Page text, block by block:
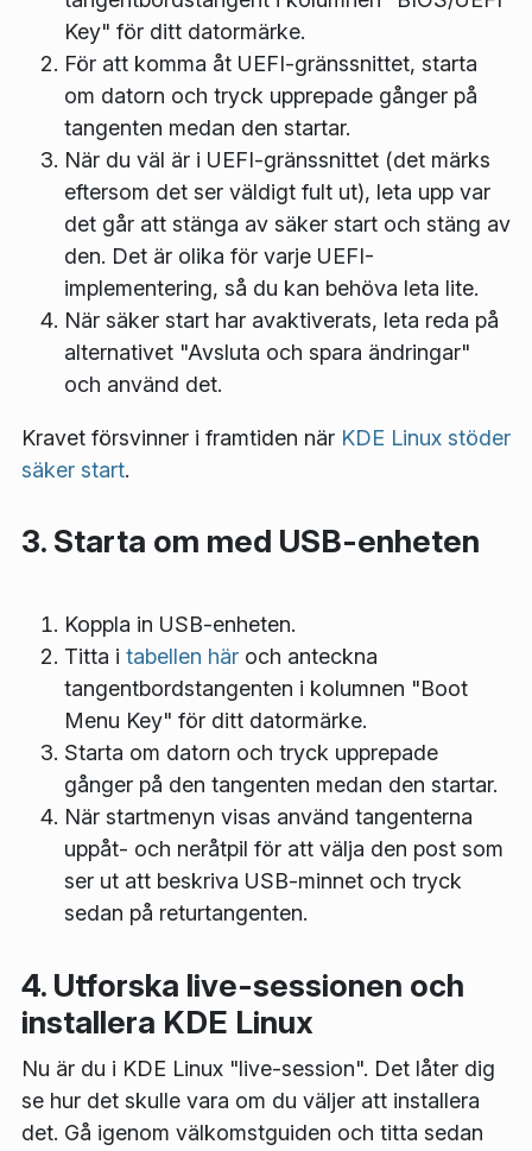
Key" för ditt datormärke.
För att komma åt UEFI-gränssnittet, starta
om datorn och tryck upprepade gånger på
tangenten medan den startar.
När du väl är i UEFI-gränssnittet (det märks
eftersom det ser väldigt fult ut), leta upp var
det går att stänga av säker start och stäng av
den. Det är olika för varje UEFI-
implementering, så du kan behöva leta lite.
När säker start har avaktiverats, leta reda på
alternativet "Avsluta och spara ändringar"
och använd det.
Kravet försvinner i framtiden när KDE Linux stöder
säker start.
3. Starta om med USB-enheten
Koppla in USB-enheten.
Titta i tabellen här och anteckna
tangentbordstangenten i kolumnen "Boot
Menu Key" för ditt datormärke.
Starta om datorn och tryck upprepade
gånger på den tangenten medan den startar.
När startmenyn visas använd tangenterna
uppåt- och neråtpil för att välja den post som
ser ut att beskriva USB-minnet och tryck
sedan på returtangenten.
4. Utforska live-sessionen och
installera KDE Linux
Nu är du i KDE Linux "live-session". Det låter dig
se hur det skulle vara om du väljer att installera
det. Gå igenom välkomstguiden och titta sedan